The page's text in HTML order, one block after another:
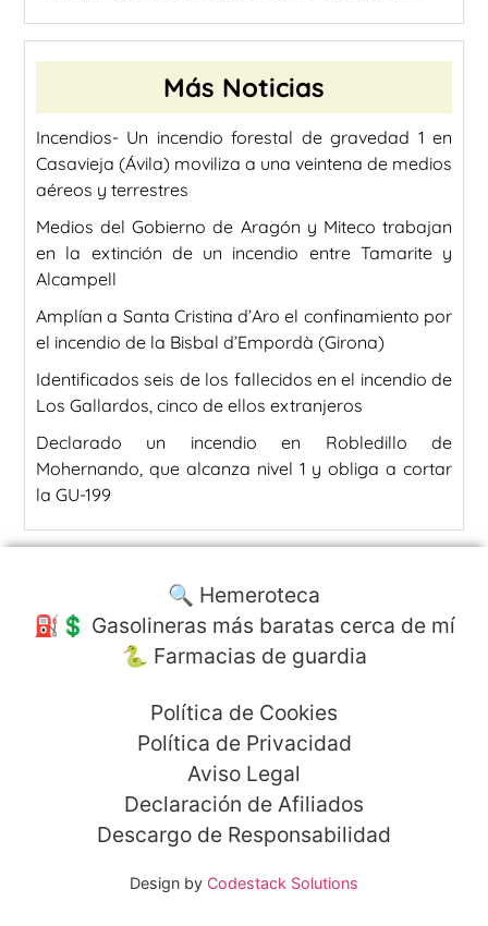
Más Noticias
Incendios- Un incendio forestal de gravedad 1 en
Casavieja (Ávila) moviliza a una veintena de medios
aéreos y terrestres
Medios del Gobierno de Aragón y Miteco trabajan
en la extinción de un incendio entre Tamarite y
Alcampell
Amplían a Santa Cristina d’Aro el confinamiento por
el incendio de la Bisbal d’Empordà (Girona)
Identificados seis de los fallecidos en el incendio de
Los Gallardos, cinco de ellos extranjeros
Declarado un incendio en Robledillo de
Mohernando, que alcanza nivel 1 y obliga a cortar
la GU-199
🔍 Hemeroteca
⛽️💲 Gasolineras más baratas cerca de mí
🐍 Farmacias de guardia
Política de Cookies
Política de Privacidad
Aviso Legal
Declaración de Afiliados
Descargo de Responsabilidad
Design by Codestack Solutions